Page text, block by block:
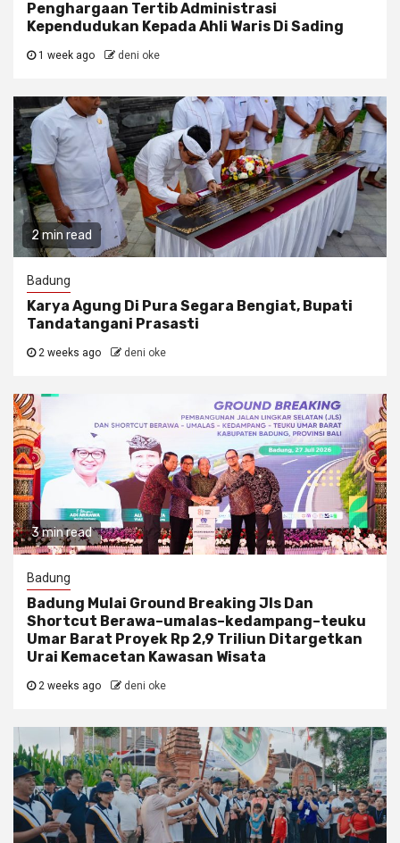
Penghargaan Tertib Administrasi
Kependudukan Kepada Ahli Waris Di Sading
1 week ago deni oke
2 min read
Badung
Karya Agung Di Pura Segara Bengiat, Bupati
Tandatangani Prasasti
2 weeks ago deni oke
3 min read
Badung
Badung Mulai Ground Breaking Jls Dan
Shortcut Berawa–umalas–kedampang–teuku
Umar Barat Proyek Rp 2,9 Triliun Ditargetkan
Urai Kemacetan Kawasan Wisata
2 weeks ago deni oke